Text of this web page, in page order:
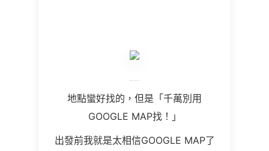
地點蠻好找的，但是「千萬別用
GOOGLE MAP找！」
出發前我就是太相信GOOGLE MAP了